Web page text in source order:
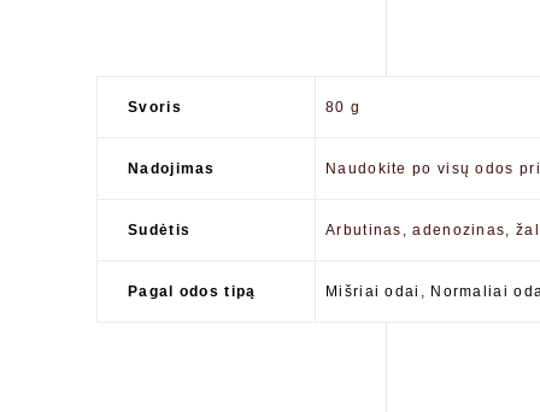
Svoris 80 g
Nadojimas Naudokite po visų odos
Sudėtis Arbutinas, adenozinas,
Pagal odos tipą Mišriai odai Normaliai